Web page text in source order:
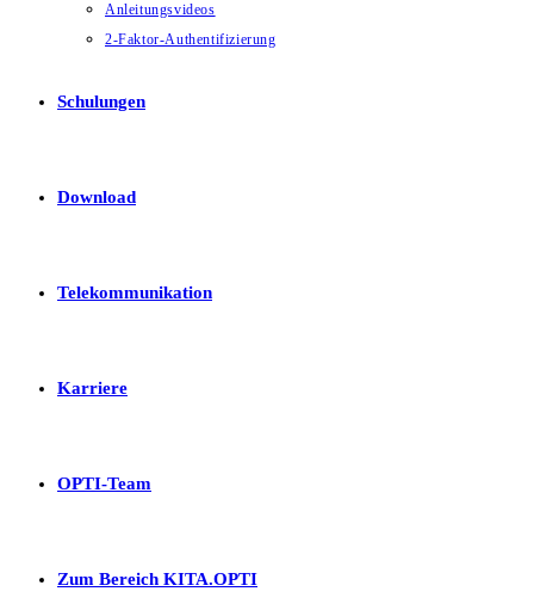
Anleitungsvideos
2-Faktor-Authentifizierung
Schulungen
Download
Telekommunikation
Karriere
OPTI-Team
Zum Bereich KITA.OPTI